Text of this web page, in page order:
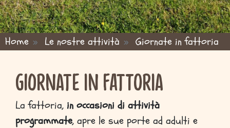
are here
Home Le nostre attività Giornate in fattoria
Giornate in fattoria
La fattoria, in occasioni di attività
programmate, apre le sue porte ad adulti e